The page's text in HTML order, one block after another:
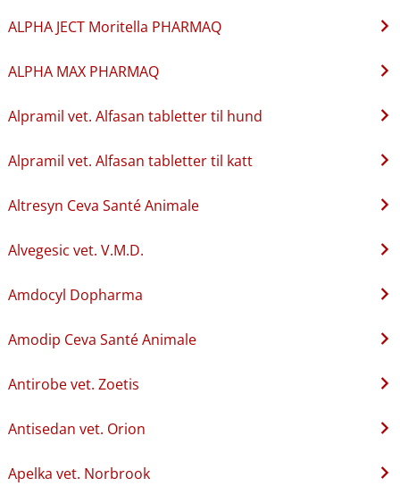
ALPHA JECT Moritella PHARMAQ
ALPHA MAX PHARMAQ
Alpramil vet. Alfasan tabletter til hund
Alpramil vet. Alfasan tabletter til katt
Altresyn Ceva Santé Animale
Alvegesic vet. V.M.D.
Amdocyl Dopharma
Amodip Ceva Santé Animale
Antirobe vet. Zoetis
Antisedan vet. Orion
Apelka vet. Norbrook